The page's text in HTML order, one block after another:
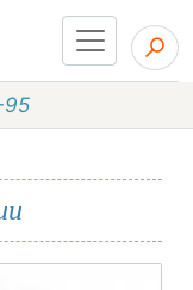
95